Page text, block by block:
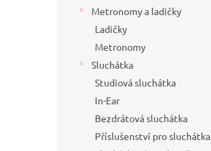
Metronomy a ladičky
Ladičky
Metronomy
Sluchátka
Studiová sluchátka
In-Ear
Bezdrátová sluchátka
Příslušenství pro sluchátka